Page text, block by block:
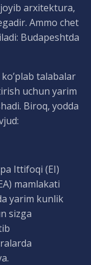
arxitektura,
Ammo chet
Budapeshtda
talabalar
uchun yarim
Biroq, yodda
Ittifoqi (EI)
mamlakati
yarim kunlik
sizga